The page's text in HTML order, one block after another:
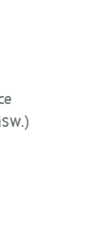
พ.)